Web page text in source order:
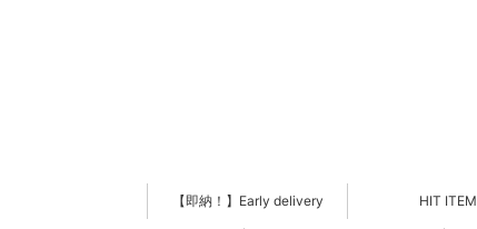
【即納！】Early delivery HIT ITEM